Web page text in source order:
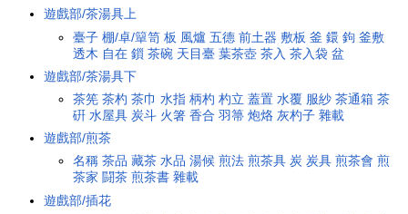
遊戲部/茶湯具上
臺子 棚/卓/簞笥 板 風爐 五德 前土器 敷板 釜 鐶 鉤 釜敷
透木 自在 鎻 茶碗 天目臺 葉茶壺 茶入 茶入袋 盆
遊戲部/茶湯具下
茶筅 茶杓 茶巾 水指 柄杓 杓立 蓋置 水覆 服紗 茶通箱 茶
硏 水屋具 炭斗 火箸 香合 羽箒 炮烙 灰杓子 雜載
遊戲部/煎茶
名稱 茶品 藏茶 水品 湯候 煎法 煎茶具 炭 炭具 煎茶會 煎
茶家 闘茶 煎茶書 雜載
遊戲部/插花